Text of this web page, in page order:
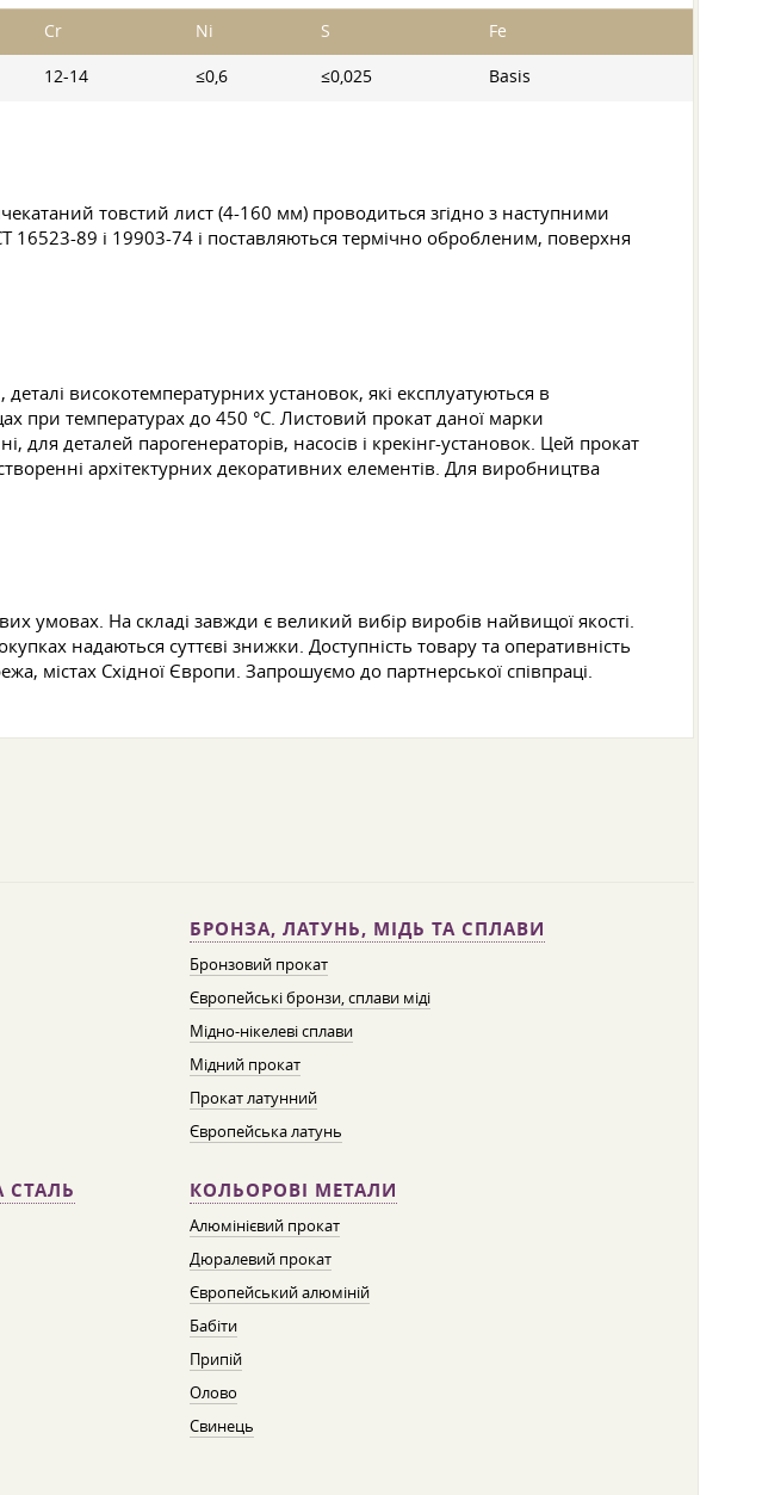
Cr Ni S Fe
12-14 ≤0,6 ≤0,025 Basis
товстий лист (4-160 мм) проводиться згідно з наступними
16523-89 і 19903-74 і поставляються термічно обробленим, поверхня
високотемпературних установок, які експлуатуються в
при температурах до 450 °C. Листовий прокат даної марки
деталей парогенераторів, насосів і крекінг-установок. Цей прокат
архітектурних декоративних елементів. Для виробництва
умовах. На складі завжди є великий вибір виробів найвищої якості.
надаються суттєві знижки. Доступність товару та оперативність
містах Східної Європи. Запрошуємо до партнерської співпраці.
БРОНЗА, ЛАТУНЬ, МІДЬ ТА СПЛАВИ
Бронзовий прокат
Європейські бронзи, сплави міді
Мідно-нікелеві сплави
Мідний прокат
Прокат латунний
Європейська латунь
СТАЛЬ КОЛЬОРОВІ МЕТАЛИ
Алюмінієвий прокат
Дюралевий прокат
Європейський алюміній
Бабіти
Припій
Олово
Свинець